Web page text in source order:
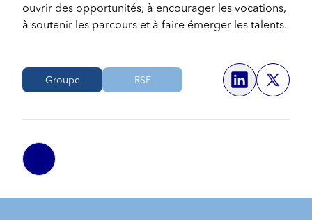
ouvrir des opportunités, à encourager les vocations,
à soutenir les parcours et à faire émerger les talents.
Groupe RSE
Share